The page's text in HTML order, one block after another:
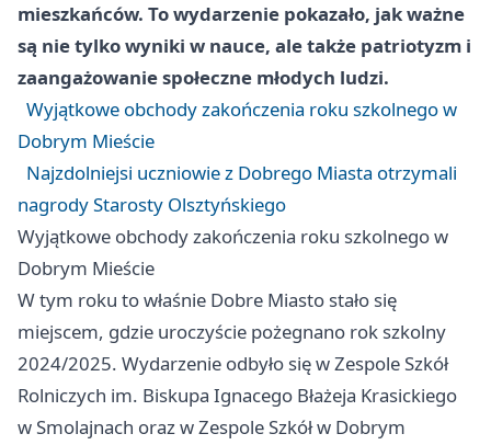
mieszkańców. To wydarzenie pokazało, jak ważne
są nie tylko wyniki w nauce, ale także patriotyzm i
zaangażowanie społeczne młodych ludzi.
Wyjątkowe obchody zakończenia roku szkolnego w
Dobrym Mieście
Najzdolniejsi uczniowie z Dobrego Miasta otrzymali
nagrody Starosty Olsztyńskiego
Wyjątkowe obchody zakończenia roku szkolnego w
Dobrym Mieście
W tym roku to właśnie Dobre Miasto stało się
miejscem, gdzie uroczyście pożegnano rok szkolny
2024/2025. Wydarzenie odbyło się w Zespole Szkół
Rolniczych im. Biskupa Ignacego Błażeja Krasickiego
w Smolajnach oraz w Zespole Szkół w Dobrym